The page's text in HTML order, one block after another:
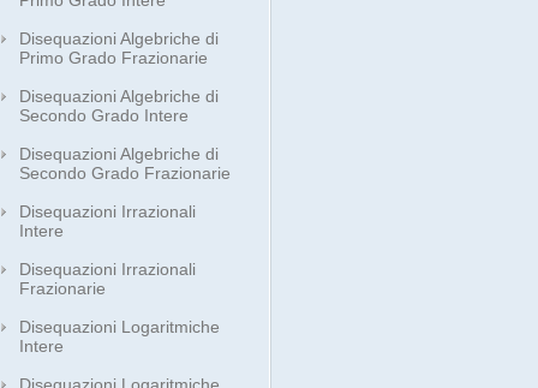
Disequazioni Algebriche di
Primo Grado Frazionarie
Disequazioni Algebriche di
Secondo Grado Intere
Disequazioni Algebriche di
Secondo Grado Frazionarie
Disequazioni Irrazionali
Intere
Disequazioni Irrazionali
Frazionarie
Disequazioni Logaritmiche
Intere